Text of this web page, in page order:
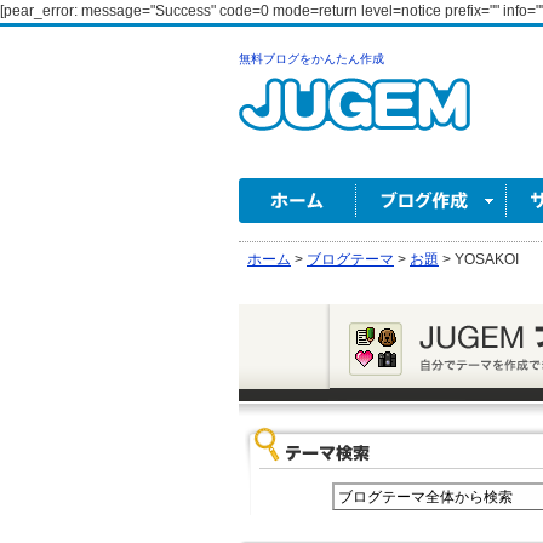
[pear_error: message="Success" code=0 mode=return level=notice prefix=""
無料ブログをかんたん作成
ホーム > ブログテーマ > お題 > YOSAKOI